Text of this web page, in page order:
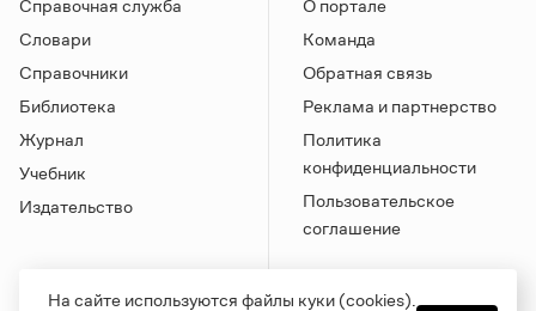
Справочная служба
Словари
Справочники
Библиотека
Журнал
Учебник
Издательство
О портале
Команда
Обратная связь
Реклама и партнерство
Политика
конфиденциальности
Пользовательское
соглашение
На сайте используются файлы куки (cookies).